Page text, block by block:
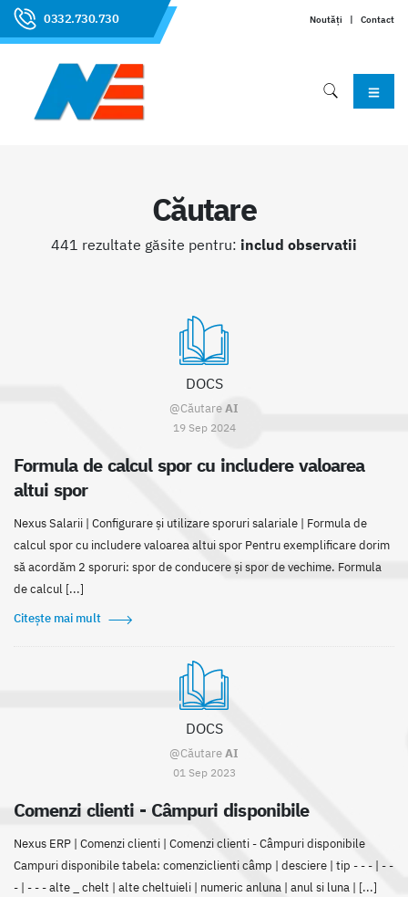
0332.730.730 Noutăți | Contact
Căutare
441 rezultate găsite pentru: includ observatii
DOCS
@CăutareAI
19 Sep 2024
Formula de calcul spor cu includere valoarea
altui spor
Nexus Salarii | Configurare și utilizare sporuri salariale | Formula de
calcul spor cu includere valoarea altui spor Pentru exemplificare dorim
să acordăm 2 sporuri: spor de conducere și spor de vechime. Formula
de calcul [...]
Citește mai mult
DOCS
@CăutareAI
01 Sep 2023
Comenzi clienti - Câmpuri disponibile
Nexus ERP | Comenzi clienti | Comenzi clienti - Câmpuri disponibile
Campuri disponibile tabela: comenziclienti câmp | desciere | tip - - - | - -
- | - - - alte _ chelt | alte cheltuieli | numeric anluna | anul si luna | [...]